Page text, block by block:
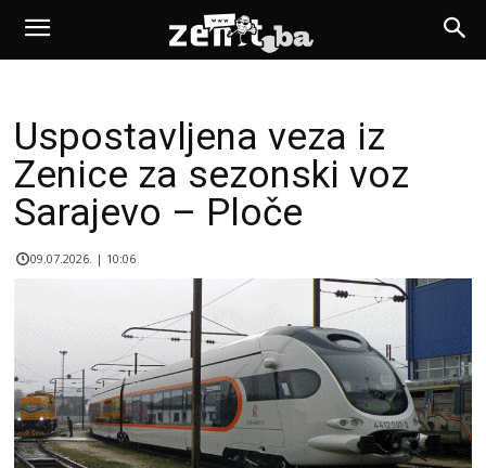
Uspostavljena veza iz
Zenice za sezonski voz
Sarajevo – Ploče
09.07.2026. | 10:06